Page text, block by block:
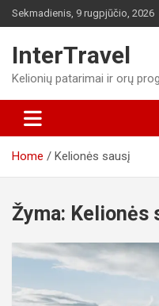
Skip
to
Sekmadienis, 9 rugpjūčio, 2026
InterTravel
Kelionių patarimai ir orų
Home Kelionės sausį
Žyma: Kelionės